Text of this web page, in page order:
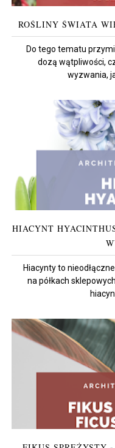
ROŚLINY ŚWIATA
Do tego tematu
dozą wątpliwości,
wyzwania,
HIACYNT
Hiacynty to
na półkach